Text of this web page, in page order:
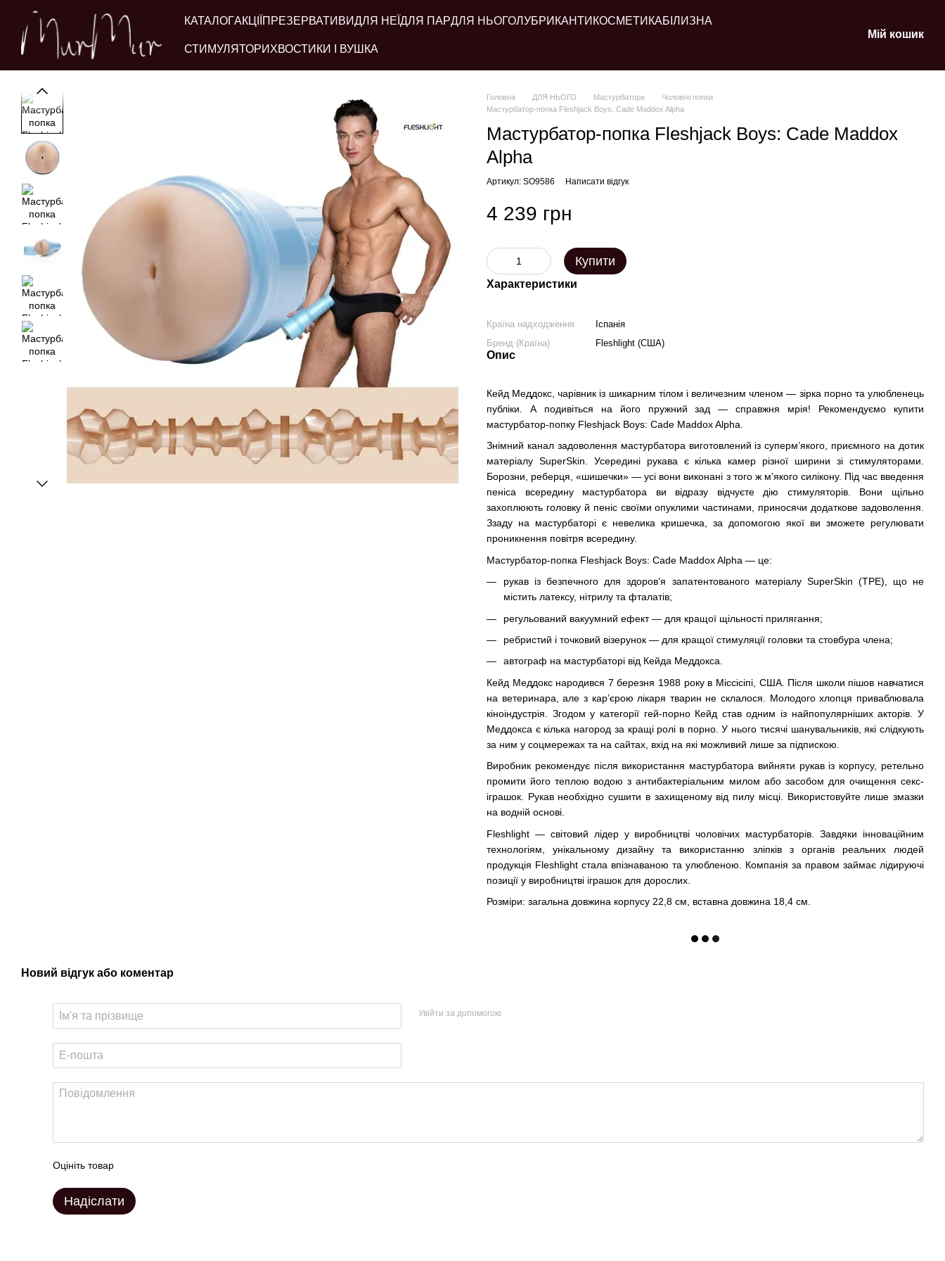
Перейти до основного контенту
КАТАЛОГАКЦІЇ ПРЕЗЕРВАТИВИДЛЯ НЕЇ ДЛЯ ПАРДЛЯ НЬОГОЛУБРИКАНТИ КОСМЕТИКАБІЛИЗНА
СТИМУЛЯТОРИ ХВОСТИКИ І ВУШКА
Мій кошик
Головна ДЛЯ НЬОГО Мастурбатори
Чоловічі попки
Мастурбатор-попка Fleshjack Boys: Cade Maddox Alpha
Мастурбатор-попка Fleshjack Boys: Cade Maddox
Alpha
Артикул: SO9586 Написати відгук
4 239 грн
Купити
Характеристики
Країна надходження
Іспанія
Бренд (Країна)
Fleshlight (США)
Опис
Кейд Меддокс, чарівник із шикарним тілом і величезним членом — зірка порно та улюбленець
публіки. А подивіться на його пружний зад — справжня мрія! Рекомендуємо купити
мастурбатор-попку Fleshjack Boys: Cade Maddox Alpha.
Знімний канал задоволення мастурбатора виготовлений із суперм’якого, приємного на дотик
матеріалу SuperSkin. Усередині рукава є кілька камер різної ширини зі стимуляторами.
Борозни, реберця, «шишечки» — усі вони виконані з того ж м’якого силікону. Під час введення
пеніса всередину мастурбатора ви відразу відчуєте дію стимуляторів. Вони щільно
захоплюють головку й пеніс своїми опуклими частинами, приносячи додаткове задоволення.
Ззаду на мастурбаторі є невелика кришечка, за допомогою якої ви зможете регулювати
проникнення повітря всередину.
Мастурбатор-попка Fleshjack Boys: Cade Maddox Alpha — це:
рукав із безпечного для здоров’я запатентованого матеріалу SuperSkin (TPE), що не
містить латексу, нітрилу та фталатів;
регульований вакуумний ефект — для кращої щільності прилягання;
ребристий і точковий візерунок — для кращої стимуляції головки та стовбура члена;
автограф на мастурбаторі від Кейда Меддокса.
Кейд Меддокс народився 7 березня 1988 року в Міссісіпі, США. Після школи пішов навчатися
на ветеринара, але з кар’єрою лікаря тварин не склалося. Молодого хлопця приваблювала
кіноіндустрія. Згодом у категорії гей-порно Кейд став одним із найпопулярніших акторів. У
Меддокса є кілька нагород за кращі ролі в порно. У нього тисячі шанувальників, які слідкують
за ним у соцмережах та на сайтах, вхід на які можливий лише за підпискою.
Виробник рекомендує після використання мастурбатора вийняти рукав із корпусу, ретельно
промити його теплою водою з антибактеріальним милом або засобом для очищення секс-
іграшок. Рукав необхідно сушити в захищеному від пилу місці. Використовуйте лише змазки
на водній основі.
Fleshlight — світовий лідер у виробництві чоловічих мастурбаторів. Завдяки інноваційним
технологіям, унікальному дизайну та використанню зліпків з органів реальних людей
продукція Fleshlight стала впізнаваною та улюбленою. Компанія за правом займає лідируючі
позиції у виробництві іграшок для дорослих.
Розміри: загальна довжина корпусу 22,8 см, вставна довжина 18,4 см.
Новий відгук або коментар
Увійти за допомогою
Оцініть товар
Надіслати